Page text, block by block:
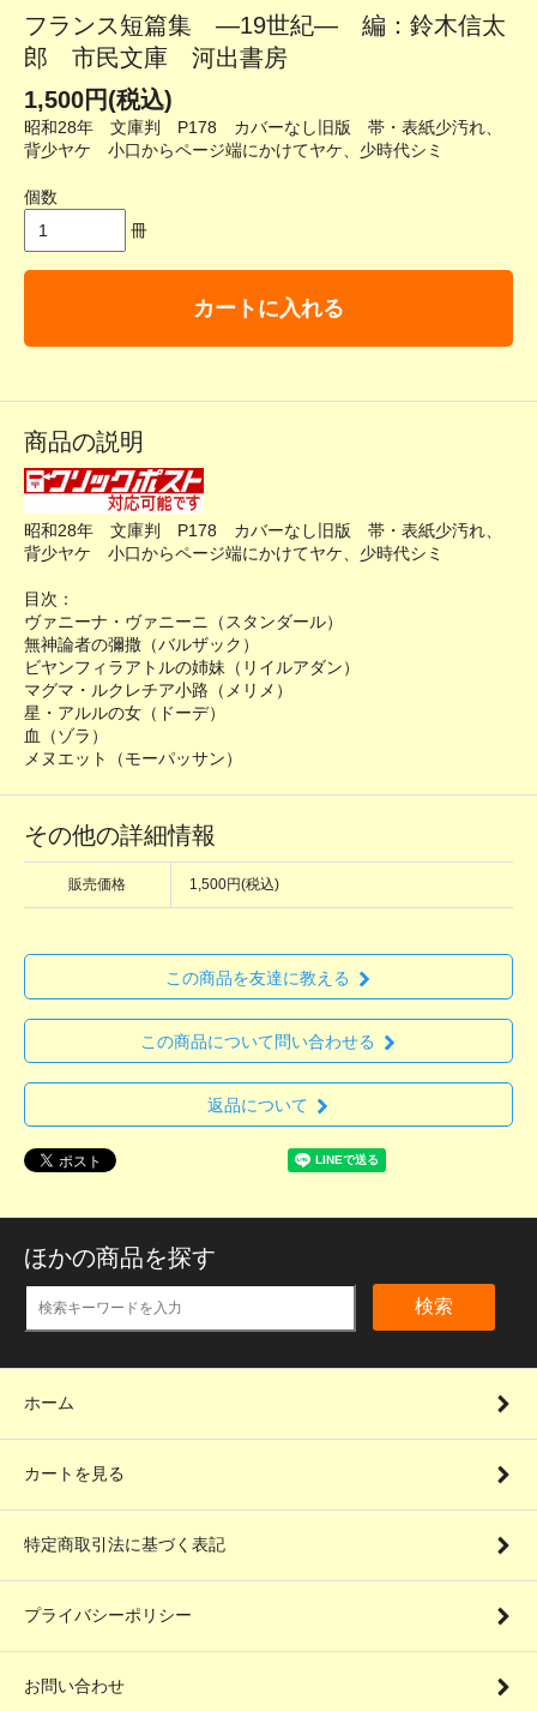
フランス短篇集 ―19世紀― 編：鈴木信太
郎 市民文庫 河出書房
1,500円(税込)
昭和28年 文庫判 P178 カバーなし旧版 帯・表紙少汚れ、
背少ヤケ 小口からページ端にかけてヤケ、少時代シミ
個数
冊
カートに入れる
商品の説明
昭和28年 文庫判 P178 カバーなし旧版 帯・表紙少汚れ、
背少ヤケ 小口からページ端にかけてヤケ、少時代シミ
目次：
ヴァニーナ・ヴァニーニ（スタンダール）
無神論者の彌撒（バルザック）
ビヤンフィラアトルの姉妹（リイルアダン）
マグマ・ルクレチア小路（メリメ）
星・アルルの女（ドーデ）
血（ゾラ）
メヌエット（モーパッサン）
その他の詳細情報
販売価格 1,500円(税込)
この商品を友達に教える
この商品について問い合わせる
返品について
ほかの商品を探す
検索
ホーム
カートを見る
特定商取引法に基づく表記
プライバシーポリシー
お問い合わせ